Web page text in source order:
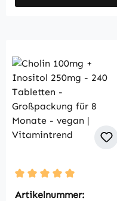
Durchschnittliche
Artikelnummer: